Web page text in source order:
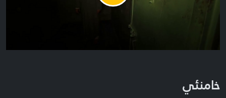
خامنئي